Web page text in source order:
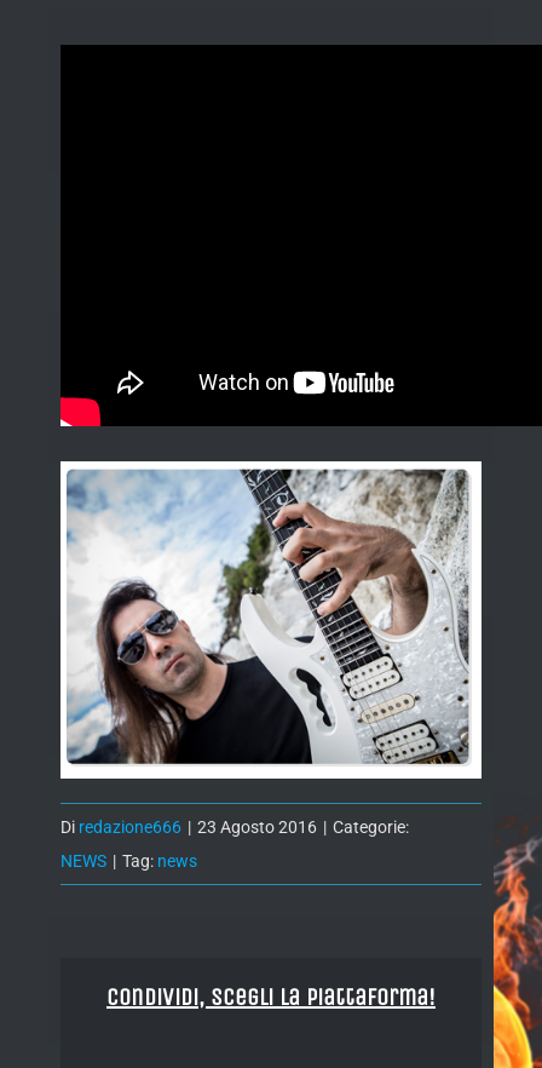
Di redazione666 | 23 Agosto 2016 | Categorie:
NEWS | Tag: news
Condividi, Scegli la piattaforma!